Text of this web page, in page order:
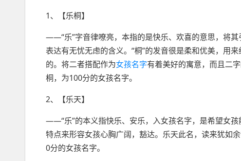
1、【乐桐】
——“乐”字音律嘹亮，本指的是快乐、欢喜的意思，将其
表达有无忧无虑的含义。“桐”的发音很是柔和优美，用
的。将二者搭配作为女孩名字有着美好的寓意，而且二
桐，为100分的女孩名字。
2、【乐天】
——“乐”的本义指快乐、安乐，入女孩名字，是希望女
特点来形容女孩心胸广阔，豁达。乐天此名，读来犹如
0分的女孩名字。